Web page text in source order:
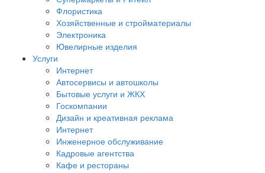
Флористика
Хозяйственные и стройматериалы
Электроника
Ювелирные изделия
Услуги
Интернет
Автосервисы и автошколы
Бытовые услуги и ЖКХ
Госкомпании
Дизайн и креативная реклама
Интернет
Инженерное обслуживание
Кадровые агентства
Кафе и рестораны